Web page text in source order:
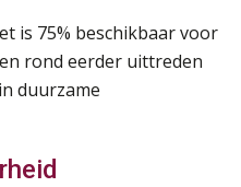
is 75% beschikbaar voor
rond eerder uittreden
duurzame